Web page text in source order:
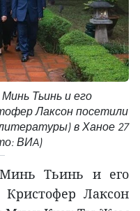
Тьинь и его
Лаксон посетили
в Ханое 27
ВИA)
Тьинь и его
Кристофер Лаксон